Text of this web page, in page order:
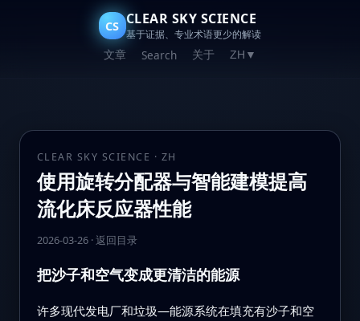
CS CLEAR SKY SCIENCE
基于证据、专业术语更少的解读
文章 Search 关于 ZH ▼
CLEAR SKY SCIENCE · ZH
使用旋转分配器与智能建模提高
流化床反应器性能
2026-03-26· 返回目录
把沙子和空气变成更清洁的能源
许多现代发电厂和垃圾—能源系统在填充有沙子和空